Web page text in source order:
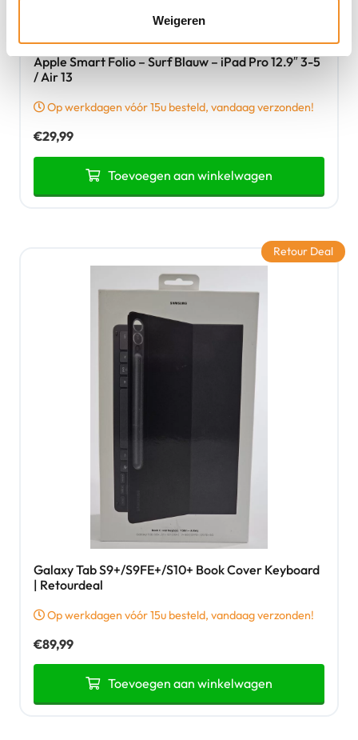
Weigeren
Apple Smart Folio – Surf Blauw – iPad Pro 12.9″ 3-5
/ Air 13
Op werkdagen vóór 15u besteld, vandaag verzonden!
€29,99
Toevoegen aan winkelwagen
Galaxy Tab S9+/S9FE+/S10+ Book Cover Keyboard
| Retourdeal
Op werkdagen vóór 15u besteld, vandaag verzonden!
€89,99
Toevoegen aan winkelwagen
Retour Deal